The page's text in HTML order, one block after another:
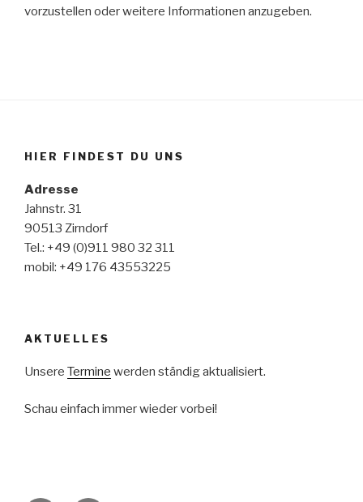
vorzustellen oder weitere Informationen anzugeben.
HIER FINDEST DU UNS
Adresse
Jahnstr. 31
90513 Zirndorf
Tel.: +49 (0)911 980 32 311
mobil: +49 176 43553225
AKTUELLES
Unsere Termine werden ständig aktualisiert.
Schau einfach immer wieder vorbei!